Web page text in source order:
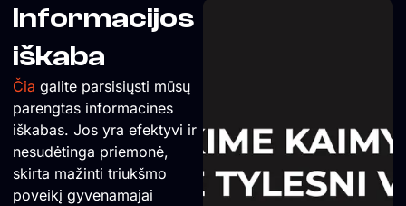
Informacijos
iškaba
Čia galite parsisiųsti mūsų
parengtas informacines
iškabas. Jos yra efektyvi ir
nesudėtinga priemonė,
skirta mažinti triukšmo
poveikį gyvenamajai